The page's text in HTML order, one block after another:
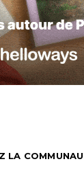
LA